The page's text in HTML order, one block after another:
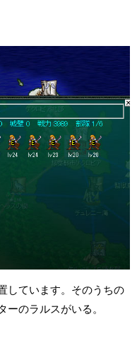
しています。そのうちの
ーのラルスがいる。